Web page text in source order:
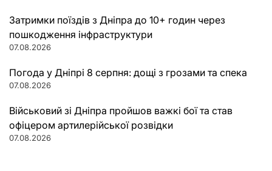
Затримки поїздів з Дніпра до 10+ годин через
пошкодження інфраструктури
07.08.2026
Погода у Дніпрі 8 серпня: дощі з грозами та спека
07.08.2026
Військовий зі Дніпра пройшов важкі бої та став
офіцером артилерійської розвідки
07.08.2026